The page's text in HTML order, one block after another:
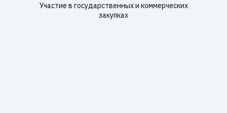
Участие в государственных и коммерческих
закупках